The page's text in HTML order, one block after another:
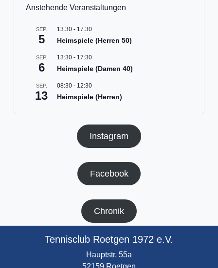
Anstehende Veranstaltungen
SEP.
5
13:30 - 17:30
Heimspiele (Herren 50)
SEP.
6
13:30 - 17:30
Heimspiele (Damen 40)
SEP.
13
08:30 - 12:30
Heimspiele (Herren)
Instagram
Facebook
Chronik
Tennisclub Roetgen 1972 e.V.
Hauptstr. 55a
52159 Roetgen